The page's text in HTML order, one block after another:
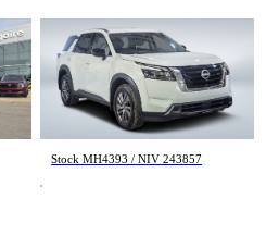
Nissan Pathfinder
S 2024
22 884 km
39 448 $
Stock MH4393 / NIV 243857